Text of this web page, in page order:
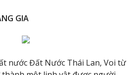
GIA
nước Đất Nước Thái Lan, Voi từ